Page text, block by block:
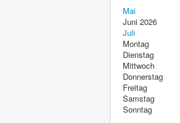
Mai
Juni 2026
Juli
Montag
Dienstag
Mittwoch
Donnerstag
Freitag
Samstag
Sonntag